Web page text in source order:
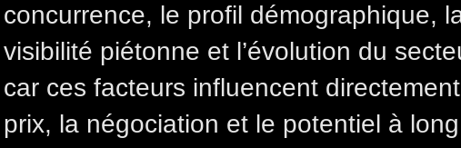
concurrence, le profil démographique,
visibilité piétonne et l’évolution du
car ces facteurs influencent
prix, la négociation et le potentiel à long